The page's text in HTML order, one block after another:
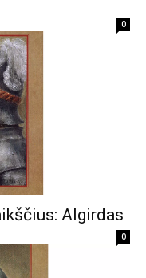
0
Algirdas
0